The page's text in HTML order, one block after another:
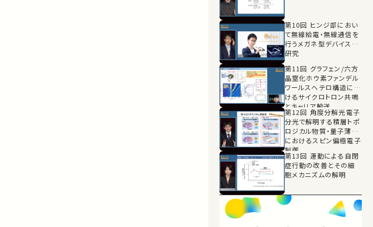
第10回 ヒンジ部におい
て無線給電・無線通信を
行うメガネ型デバイスの
研究
第11回 グラフェン/六方
晶窒化ホウ素ファンデル
ワールスヘテロ構造にお
けるサイクロトロン共鳴
とキャリア輸送
第12回 角度分解光電子
分光で解明する積層トポ
ロジカル物質・量子薄膜
におけるスピン偏極電子
制御
第13回 運動による自閉
症行動の改善とその細
胞メカニズムの解明